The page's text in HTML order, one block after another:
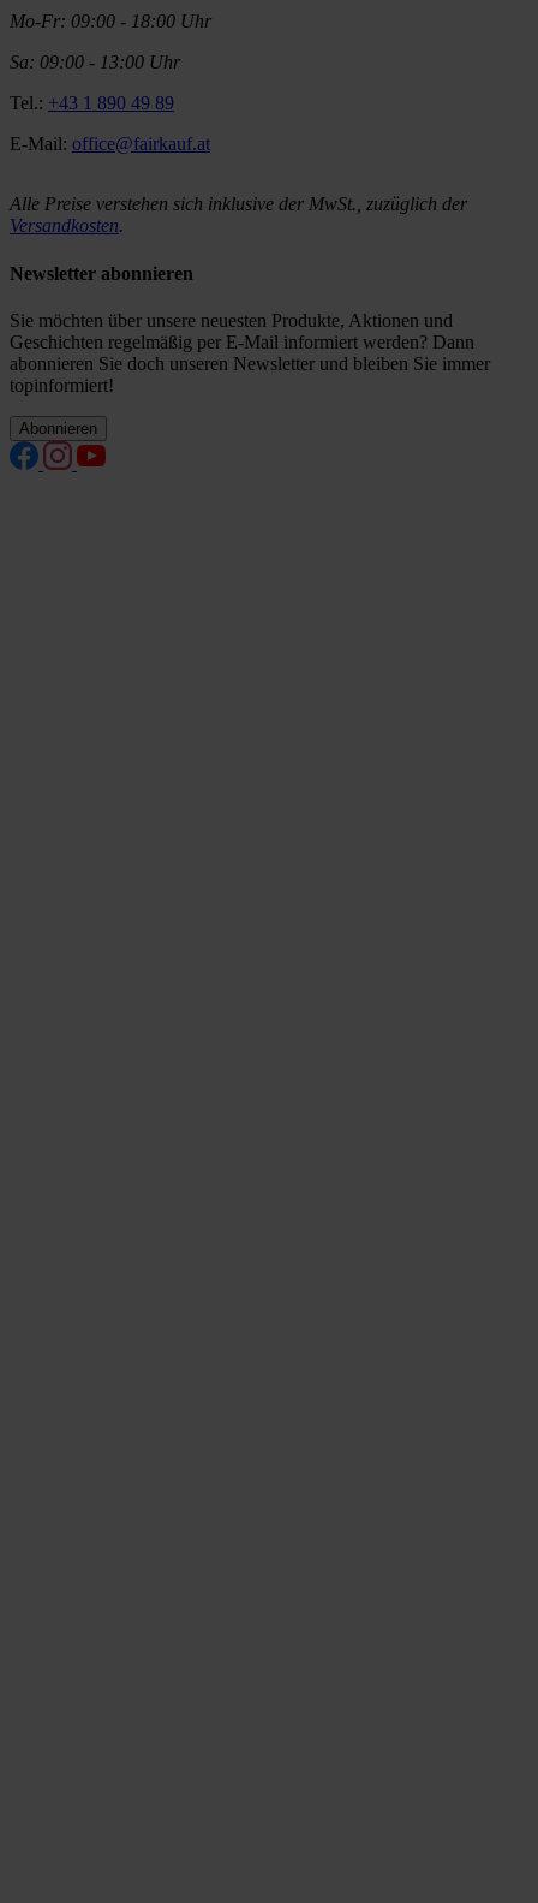
Mo-Fr: 09:00 - 18:00 Uhr
Sa: 09:00 - 13:00 Uhr
Tel.: +43 1 890 49 89
E-Mail: office@fairkauf.at
Alle Preise verstehen sich inklusive der MwSt., zuzüglich der
Versandkosten.
Newsletter abonnieren
Sie möchten über unsere neuesten Produkte, Aktionen und
Geschichten regelmäßig per E-Mail informiert werden? Dann
abonnieren Sie doch unseren Newsletter und bleiben Sie immer
topinformiert!
Abonnieren